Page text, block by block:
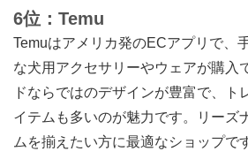
6位：Temu
Temuはアメリカ発のECアプリで、
な犬用アクセサリーやウェアが購入
ドならではのデザインが豊富で、ト
イテムも多いのが魅力です。リーズ
ムを揃えたい方に最適なショップで